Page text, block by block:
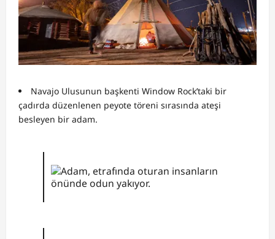
Navajo Ulusunun başkenti Window Rock’taki bir
çadırda düzenlenen peyote töreni sırasında ateşi
besleyen bir adam.